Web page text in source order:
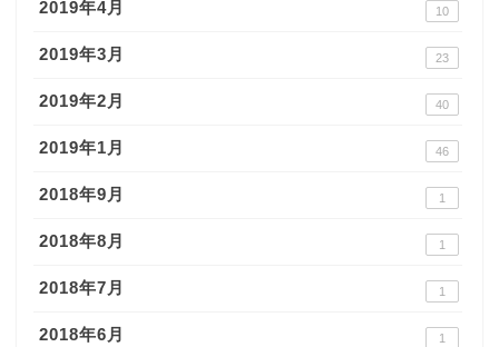
2019年4月 10
2019年3月 23
2019年2月 40
2019年1月 46
2018年9月 1
2018年8月 1
2018年7月 1
2018年6月 1